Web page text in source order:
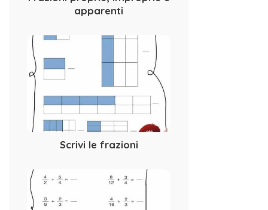
apparenti
Scrivi le frazioni